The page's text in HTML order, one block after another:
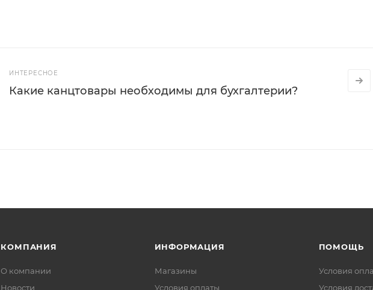
ИНТЕРЕСНОЕ
Какие канцтовары необходимы для бухгалтерии?
КОМПАНИЯ
О компании
Новости
ИНФОРМАЦИЯ
Магазины
Условия оплаты
ПОМОЩЬ
Условия
Условия